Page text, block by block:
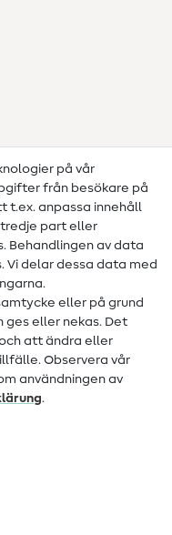
på vår
från besökare på
t.ex. anpassa innehåll
tredje part eller
Behandlingen av data
Vi delar dessa data med
eller på grund
ges eller nekas. Det
att ändra eller
Observera vår
användningen av
.